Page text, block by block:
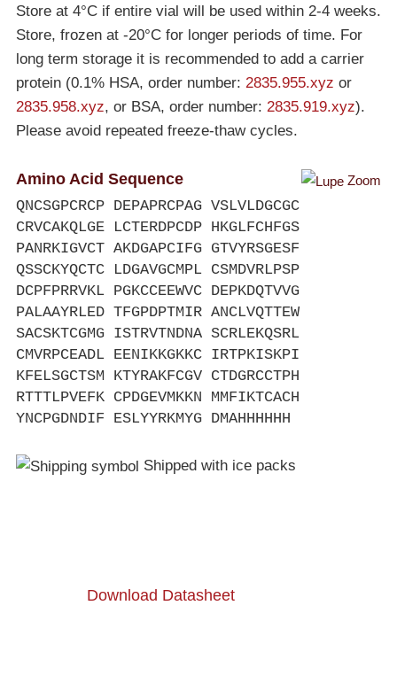
Store at 4°C if entire vial will be used within 2-4 weeks.
Store, frozen at -20°Cfor longer periods of time. For
long term storage it is recommended to add a carrier
protein (0.1% HSA, order number: 2835.955.xyz or
2835.958.xyz, or BSA, order number: 2835.919.xyz).
Please avoid repeated freeze-thaw cycles.
Zoom
Amino Acid Sequence
QNCSGPCRCP DEPAPRCPAG VSLVLDGCGC
CRVCAKQLGE LCTERDPCDP HKGLFCHFGS
PANRKIGVCT AKDGAPCIFG GTVYRSGESF
QSSCKYQCTC LDGAVGCMPL CSMDVRLPSP
DCPFPRRVKL PGKCCEEWVC DEPKDQTVVG
PALAAYRLED TFGPDPTMIR ANCLVQTTEW
SACSKTCGMG ISTRVTNDNA SCRLEKQSRL
CMVRPCEADL EENIKKGKKC IRTPKISKPI
KFELSGCTSM KTYRAKFCGV CTDGRCCTPH
RTTTLPVEFK CPDGEVMKKN MMFIKTCACH
YNCPGDNDIF ESLYYRKMYG DMAHHHHHH
Shipped with ice packs
Download Datasheet